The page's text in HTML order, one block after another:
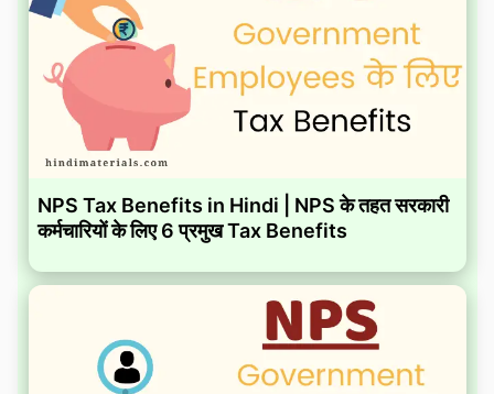
NPS Tax Benefits in Hindi | NPS के तहत सरकारी
कर्मचारियों के लिए 6 प्रमुख Tax Benefits